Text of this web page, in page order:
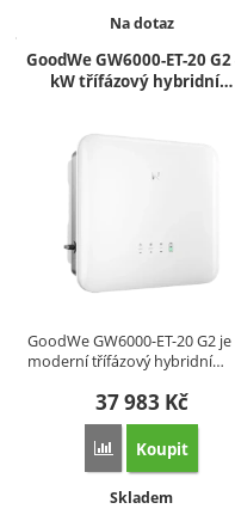
Dostupnost:
Na dotaz
GoodWe GW6000-ET-20 G2
kW třífázový hybridní…
GoodWe GW6000-ET-20 G2 je
moderní třífázový hybridní…
37 983 Kč
Přidat
Koupit
Dostupnost:
Skladem